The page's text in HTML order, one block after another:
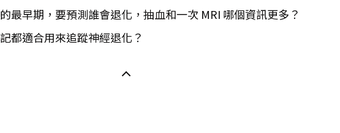
最早期，要預測誰會退化，抽血和一次 MRI 哪個資訊更多？
都適合用來追蹤神經退化？